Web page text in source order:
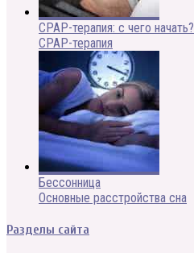
CPAP-терапия: с чего начать?
CPAP-терапия
Бессонница
Основные расстройства сна
Разделы сайта